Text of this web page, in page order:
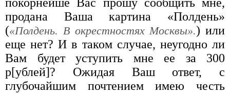
покорнейше Вас прошу сообщить мне,
продана Ваша картина «Полдень»
(«Полдень. В окрестностях Москвы».) или
еще нет? И в таком случае, неугодно ли
Вам будет уступить мне ее за 300
р[ублей]? Ожидая Ваш ответ, с
глубочайшим почтением имею честь